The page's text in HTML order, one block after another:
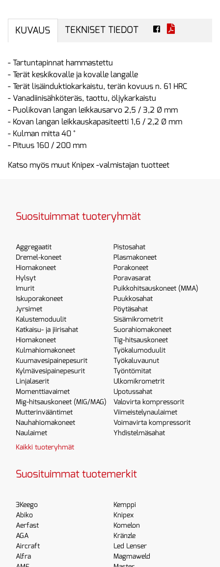
KUVAUS TEKNISET TIEDOT
- Tartuntapinnat hammastettu
- Terät keskikovalle ja kovalle langalle
- Terät lisäinduktiokarkaistu, terän kovuus n. 61 HRC
- Vanadiinisähköteräs, taottu, öljykarkaistu
- Puolikovan langan leikkausarvo 2,5 / 3,2 Ø mm
- Kovan langan leikkauskapasiteetti 1,6 / 2,2 Ø mm
- Kulman mitta 40 °
- Pituus 160 / 200 mm
Katso myös muut Knipex -valmistajan tuotteet
Suosituimmat tuoteryhmät
Aggregaatit
Dremel-koneet
Hiomakoneet
Hylsyt
Imurit
Iskuporakoneet
Jyrsimet
Kalustemoduulit
Katkaisu- ja jiirisahat
Hiomakoneet
Kulmahiomakoneet
Kuumavesipainepesurit
Kylmävesipainepesurit
Linjalaserit
Momenttiavaimet
Mig-hitsauskoneet (MIG/MAG)
Mutterinvääntimet
Nauhahiomakoneet
Naulaimet
Pistosahat
Plasmakoneet
Porakoneet
Poravasarat
Puikkohitsauskoneet (MMA)
Puukkosahat
Pöytäsahat
Sisämikrometrit
Suorahiomakoneet
Tig-hitsauskoneet
Työkalumoduulit
Työkaluvaunut
Työntömitat
Ulkomikrometrit
Upotussahat
Valovirta kompressorit
Viimeistelynaulaimet
Voimavirta kompressorit
Yhdistelmäsahat
Kaikki tuoteryhmät
Suosituimmat tuotemerkit
3Keego
Abiko
Aerfast
AGA
Aircraft
Alfra
Kemppi
Knipex
Komelon
Kränzle
Led Lenser
Magmaweld